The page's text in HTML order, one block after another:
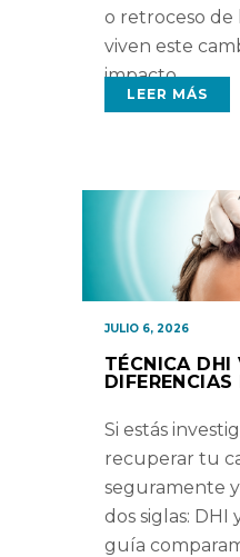
o retroceso de
viven este
impacto
LEER MÁS
JULIO 6, 2026
TÉCNICA DHI
DIFERENCIAS
Si estás
recuperar tu
seguramente
dos siglas: DHI
guía